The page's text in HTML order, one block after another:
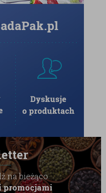
na bieżąco
promocjami